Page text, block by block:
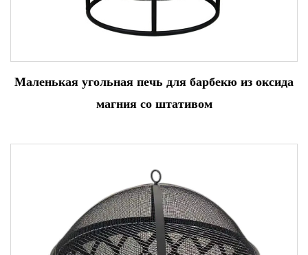
Маленькая угольная печь для барбекю из оксида
магния со штативом